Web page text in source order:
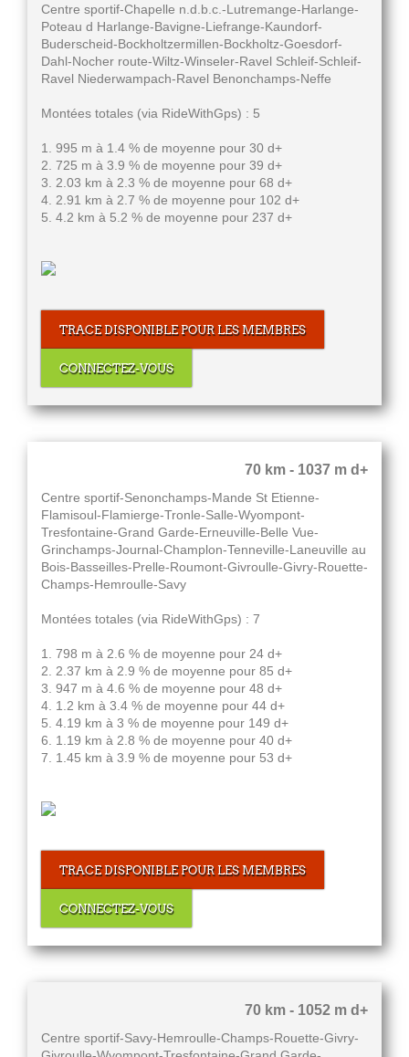
Centre sportif-Chapelle n.d.b.c.-Lutremange-Harlange-
Poteau d Harlange-Bavigne-Liefrange-Kaundorf-
Buderscheid-Bockholtzermillen-Bockholtz-Goesdorf-
Dahl-Nocher route-Wiltz-Winseler-Ravel Schleif-Schleif-
Ravel Niederwampach-Ravel Benonchamps-Neffe
Montées totales (via RideWithGps) : 5
1. 995 m à 1.4 % de moyenne pour 30 d+
2. 725 m à 3.9 % de moyenne pour 39 d+
3. 2.03 km à 2.3 % de moyenne pour 68 d+
4. 2.91 km à 2.7 % de moyenne pour 102 d+
5. 4.2 km à 5.2 % de moyenne pour 237 d+
TRACE DISPONIBLE POUR LES MEMBRES
CONNECTEZ-VOUS
70 km - 1037 m d+
Centre sportif-Senonchamps-Mande St Etienne-
Flamisoul-Flamierge-Tronle-Salle-Wyompont-
Tresfontaine-Grand Garde-Erneuville-Belle Vue-
Grinchamps-Journal-Champlon-Tenneville-Laneuville au
Bois-Basseilles-Prelle-Roumont-Givroulle-Givry-Rouette-
Champs-Hemroulle-Savy
Montées totales (via RideWithGps) : 7
1. 798 m à 2.6 % de moyenne pour 24 d+
2. 2.37 km à 2.9 % de moyenne pour 85 d+
3. 947 m à 4.6 % de moyenne pour 48 d+
4. 1.2 km à 3.4 % de moyenne pour 44 d+
5. 4.19 km à 3 % de moyenne pour 149 d+
6. 1.19 km à 2.8 % de moyenne pour 40 d+
7. 1.45 km à 3.9 % de moyenne pour 53 d+
TRACE DISPONIBLE POUR LES MEMBRES
CONNECTEZ-VOUS
70 km - 1052 m d+
Centre sportif-Savy-Hemroulle-Champs-Rouette-Givry-